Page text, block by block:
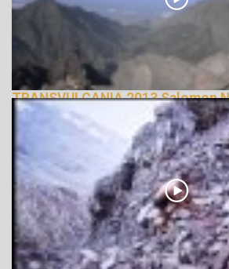
TRANSVULCANIA 2013 Salomon
143111 Nézetek